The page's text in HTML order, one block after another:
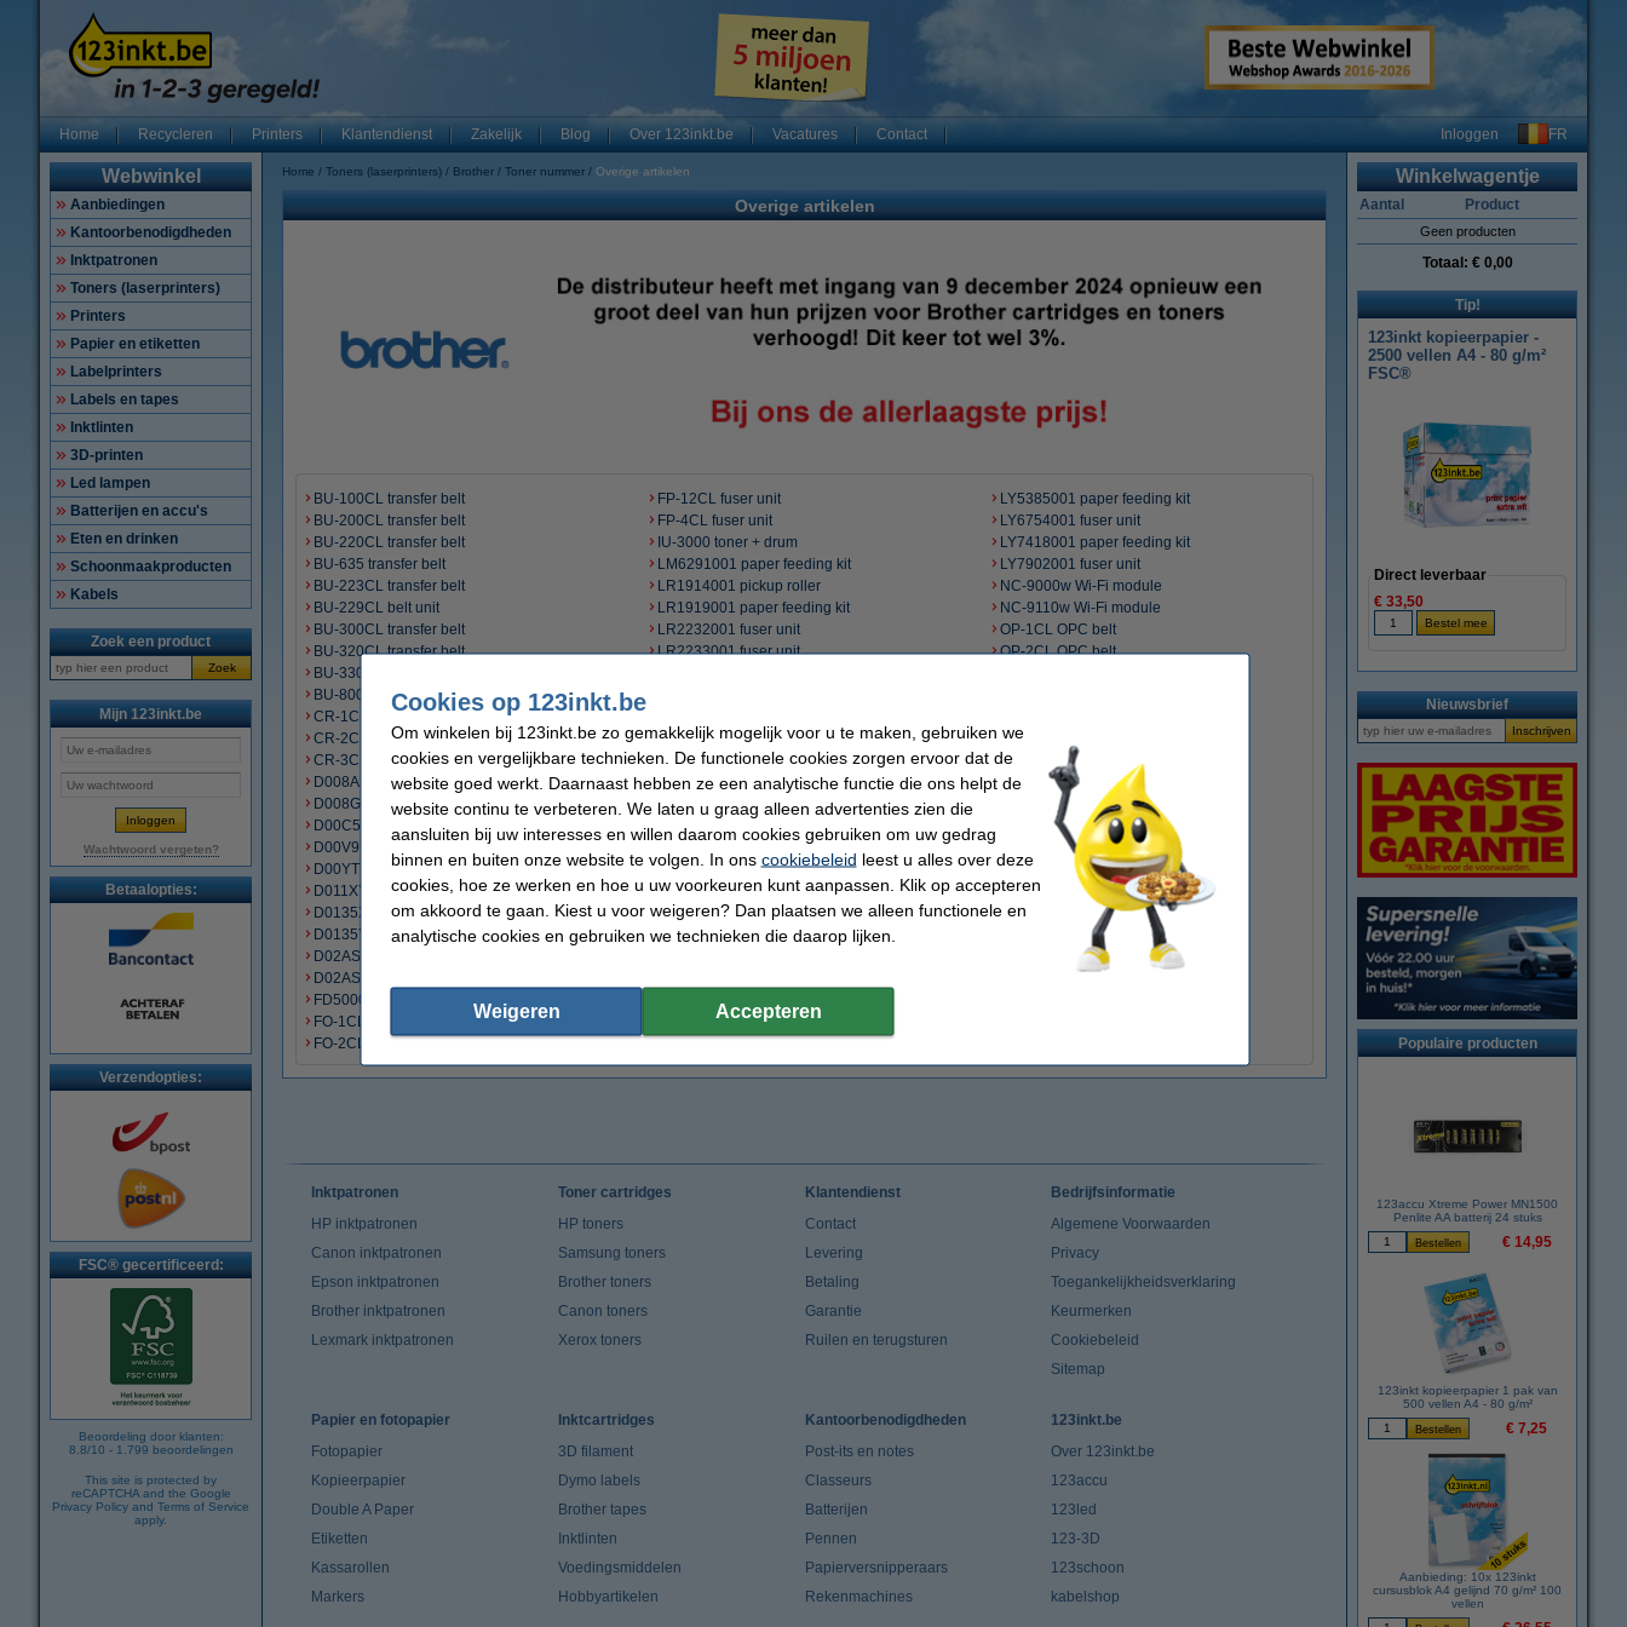
Home Recycleren Printers Klantendienst Zakelijk Blog Over 123inkt.be Vacatures Contact Inloggen FR
Webwinkel
Aanbiedingen
Kantoorbenodigdheden
Inktpatronen
Toners (laserprinters)
Printers
Papier en etiketten
Labelprinters
Labels en tapes
Inktlinten
3D-printen
Led lampen
Batterijen en accu's
Eten en drinken
Schoonmaakproducten
Kabels
Zoek een product
Zoek
Mijn 123inkt.be
Wachtwoord vergeten?
Betaalopties:
Verzendopties:
FSC® gecertificeerd:
Beoordeling door klanten:
8.8/10 - 1.799 beoordelingen
This site is protected by
reCAPTCHA and the Google
Privacy Policy and Terms of Service
apply.
Home Toners (laserprinters) Brother Toner nummer Overige artikelen
Overige artikelen
BU-100CL transfer belt
BU-200CL transfer belt
BU-220CL transfer belt
BU-635 transfer belt
BU-223CL transfer belt
BU-229CL belt unit
BU-300CL transfer belt
BU-320CL transfer belt
BU-330CL transfer belt
BU-800CL transfer belt
CR-1CL cleaner
CR-2CL cleaner
CR-3CL cleaner
D008AE001 fuser unit
D008GE001 paper feeding kit
D00C55001 fuser unit
D00V9U001 fuser unit
D00YTM001 fuser unit
D011XY001 paper feeding kit
D0135X001 fuser unit
D0135Y001 fuser unit
D02ASA001 fuser unit
D02ASB001 fuser unit
FD5000 fuser unit
FO-1CL fuser olie + cleaner
FO-2CL fuser olie
FP-12CL fuser unit
FP-4CL fuser unit
IU-3000 toner + drum
LM6291001 paper feeding kit
LR1914001 pickup roller
LR1919001 paper feeding kit
LR2232001 fuser unit
LR2233001 fuser unit
LU4104001 fuser unit
LU4979001 paper feeding kit
LU6068001 paper feeding kit
LU6566001 fuser unit
LU6918001 laser unit
LU8236001 fuser unit
LU8566001 fuser unit
LU9244001 paper feeding kit
LU9361001 laser unit
LY1257001 paper feeding kit
LY2488001 fuser unit
LY4628001 laser unit
LY5385001 paper feeding kit
LY6754001 fuser unit
LY7418001 paper feeding kit
LY7902001 fuser unit
NC-9000w Wi-Fi module
NC-9110w Wi-Fi module
OP-1CL OPC belt
OP-2CL OPC belt
PH-12CL printkop cartridge
TR-11CL transfer roll
WT-100CL toner opvangbak
WT-1CL toner opvangbak
WT-200CL toner opvangbak
WT-220CL toner opvangbak
WT-223CL toner opvangbak
WT-229CL toner opvangbak
WT-2CL toner opvangbak
WT-300CL toner opvangbak
WT-320CL toner opvangbak
Winkelwagentje
Aantal Product
Geen producten
Totaal: € 0,00
Tip!
123inkt kopieerpapier -
2500 vellen A4 - 80 g/m²
FSC®
Direct leverbaar
€ 33,50
Nieuwsbrief
Populaire producten
123accu Xtreme Power MN1500
Penlite AA batterij 24 stuks
€ 14,95
123inkt kopieerpapier 1 pak van
500 vellen A4 - 80 g/m²
€ 7,25
Aanbieding: 10x 123inkt
cursusblok A4 gelijnd 70 g/m² 100
vellen
Inktpatronen
HP inktpatronen
Canon inktpatronen
Epson inktpatronen
Brother inktpatronen
Lexmark inktpatronen
Toner cartridges
HP toners
Samsung toners
Brother toners
Canon toners
Xerox toners
Klantendienst
Contact
Levering
Betaling
Garantie
Ruilen en terugsturen
Bedrijfsinformatie
Algemene Voorwaarden
Privacy
Toegankelijkheidsverklaring
Keurmerken
Cookiebeleid
Sitemap
Papier en fotopapier
Fotopapier
Kopieerpapier
Double A Paper
Etiketten
Kassarollen
Markers
Inktcartridges
3D filament
Dymo labels
Brother tapes
Inktlinten
Voedingsmiddelen
Hobbyartikelen
Kantoorbenodigdheden
Post-its en notes
Classeurs
Batterijen
Pennen
Papierversnipperaars
Rekenmachines
123inkt.be
Over 123inkt.be
123accu
123led
123-3D
123schoon
kabelshop
Cookies op 123inkt.be
Om winkelen bij 123inkt.be zo gemakkelijk mogelijk voor u te maken, gebruiken we
cookies en vergelijkbare technieken. De functionele cookies zorgen ervoor dat de
website goed werkt. Daarnaast hebben ze een analytische functie die ons helpt de
website continu te verbeteren. We laten u graag alleen advertenties zien die
aansluiten bij uw interesses en willen daarom cookies gebruiken om uw gedrag
binnen en buiten onze website te volgen. In ons cookiebeleid leest u alles over deze
cookies, hoe ze werken en hoe u uw voorkeuren kunt aanpassen. Klik op accepteren
om akkoord te gaan. Kiest u voor weigeren? Dan plaatsen we alleen functionele en
analytische cookies en gebruiken we technieken die daarop lijken.
Weigeren Accepteren